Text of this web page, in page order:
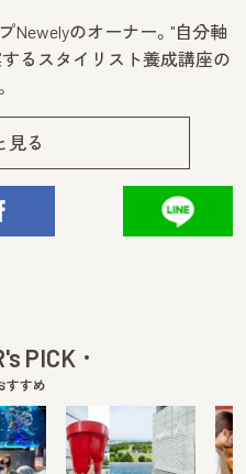
Newelyのオーナー。"自分軸
るスタイリスト養成講座の
見る
PICK
すすめ